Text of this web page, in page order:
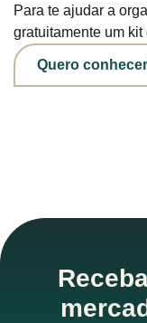
Para te ajudar a
gratuitamente um
Quero